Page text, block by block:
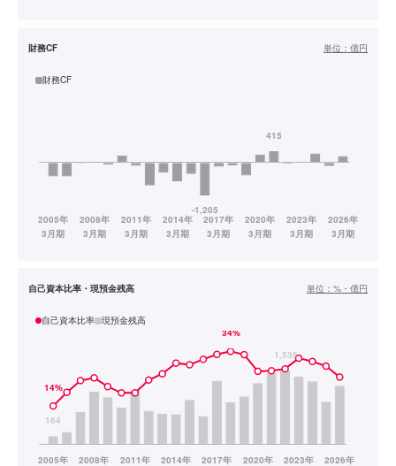
財務CF 単位： 億円
財務CF
自己資本比率・現預金残高 単位： %・億円
自己資本比率 現預金残高